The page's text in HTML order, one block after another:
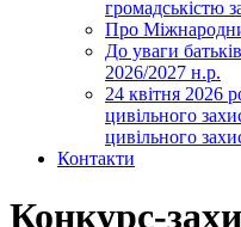
громадськістю
Про
До уваги
2026/2027 н.р.
24 квітня 2026
цивільного
цивільного
Контакти
Конкурс-